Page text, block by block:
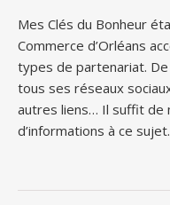
Mes Clés du Bonheur
Commerce d’Orléans
types de partenariat.
tous ses réseaux
autres liens… Il suffit de
d’informations à ce sujet.